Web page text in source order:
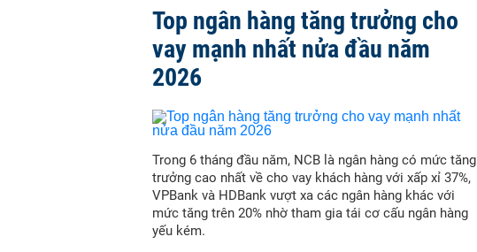
Top ngân hàng tăng trưởng cho
vay mạnh nhất nửa đầu năm
2026
Trong 6 tháng đầu năm, NCB là ngân hàng có mức tăng
trưởng cao nhất về cho vay khách hàng với xấp xỉ 37%,
VPBank và HDBank vượt xa các ngân hàng khác với
mức tăng trên 20% nhờ tham gia tái cơ cấu ngân hàng
yếu kém.